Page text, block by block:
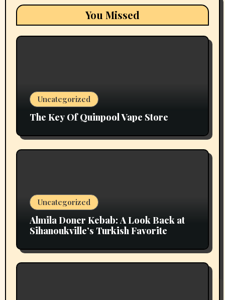
You Missed
Uncategorized
The Key Of Quinpool Vape Store
Uncategorized
Almila Doner Kebab: A Look Back at
Sihanoukville’s Turkish Favorite